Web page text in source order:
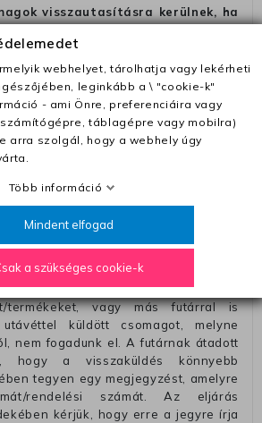
visszautasításra kerülnek, ha
az ország egész területén, 2-3
a megrendelés e-mailben / sms-ben
számítva
Ft utánvéttel)
3780 Ft szállítási díjat
küldjük a futárt, hogy vegye át
termékeket, vagy más futárral is
küldött csomagot, melyne
nem fogadunk el. A futárnak átadott
hogy a visszaküldés könnyebb
tegyen egy megjegyzést, amelyre
rendelési számát. Az eljárás
kérjük, hogy erre a jegyre írja
webhelyet, tárolhatja vagy lekérheti
leginkább a \ "cookie-k"
- ami Önre, preferenciáira vagy
táblagépre vagy mobilra)
arra szolgál, hogy a webhely úgy
Több információ
Mindent elfogad
a szükséges cookie-k